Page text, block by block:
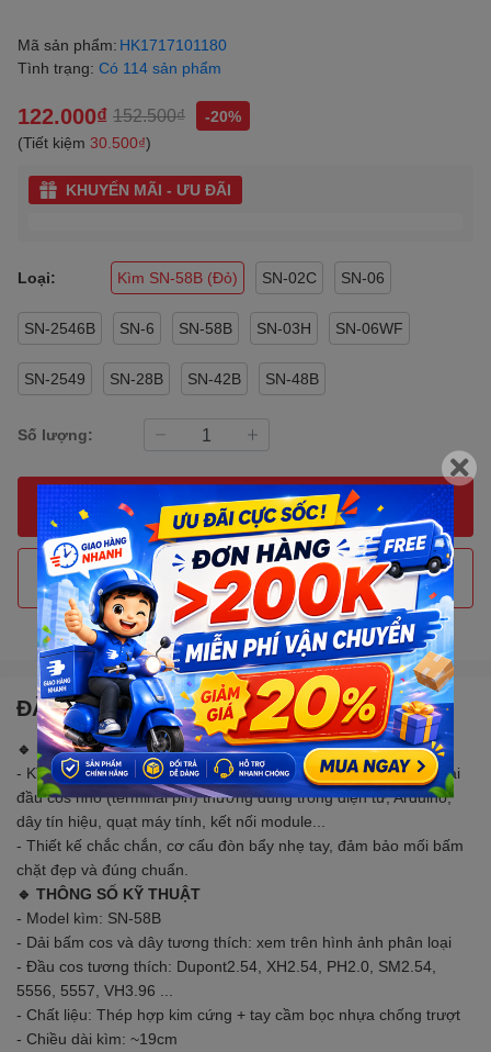
Mã sản phẩm: HK1717101180
Tình trạng: Có 114 sản phẩm
122.000₫ 152.500₫
-20%
(Tiết kiệm 30.500₫)
KHUYẾN MÃI - ƯU ĐÃI
Loại: Kìm SN-58B (Đỏ) SN-02C SN-06
SN-2546B SN-6 SN-58B SN-03H SN-06WF
SN-2549 SN-28B SN-42B SN-48B
Số lượng:
MUA NGAY
THÊM VÀO GIỎ HÀNG
Gọi đặt mua0907088123(7:30 - 17:00)
ĐẶC ĐIỂM NỔI BẬT
🔹 MÔ TẢ SẢN PHẨM
- Kìm bấm cos SN-58B là dụng cụ chuyên dụng để bấm các loại
đầu cos nhỏ (terminal pin) thường dùng trong điện tử, Arduino,
dây tín hiệu, quạt máy tính, kết nối module...
- Thiết kế chắc chắn, cơ cấu đòn bẩy nhẹ tay, đảm bảo mối bấm
chặt đẹp và đúng chuẩn.
🔹 THÔNG SỐ KỸ THUẬT
- Model kìm: SN-58B
- Dải bấm cos và dây tương thích: xem trên hình ảnh phân loại
- Đầu cos tương thích: Dupont2.54, XH2.54, PH2.0, SM2.54,
5556, 5557, VH3.96 ...
- Chất liệu: Thép hợp kim cứng + tay cầm bọc nhựa chống trượt
- Chiều dài kìm: ~19cm